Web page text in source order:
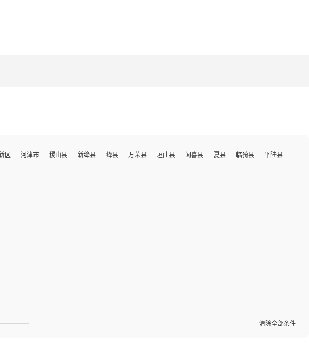
区 河津市 稷山县 新绛县 绛县 万荣县 垣曲县 闻喜县 夏县 临猗县 平陆县
清除全部条件